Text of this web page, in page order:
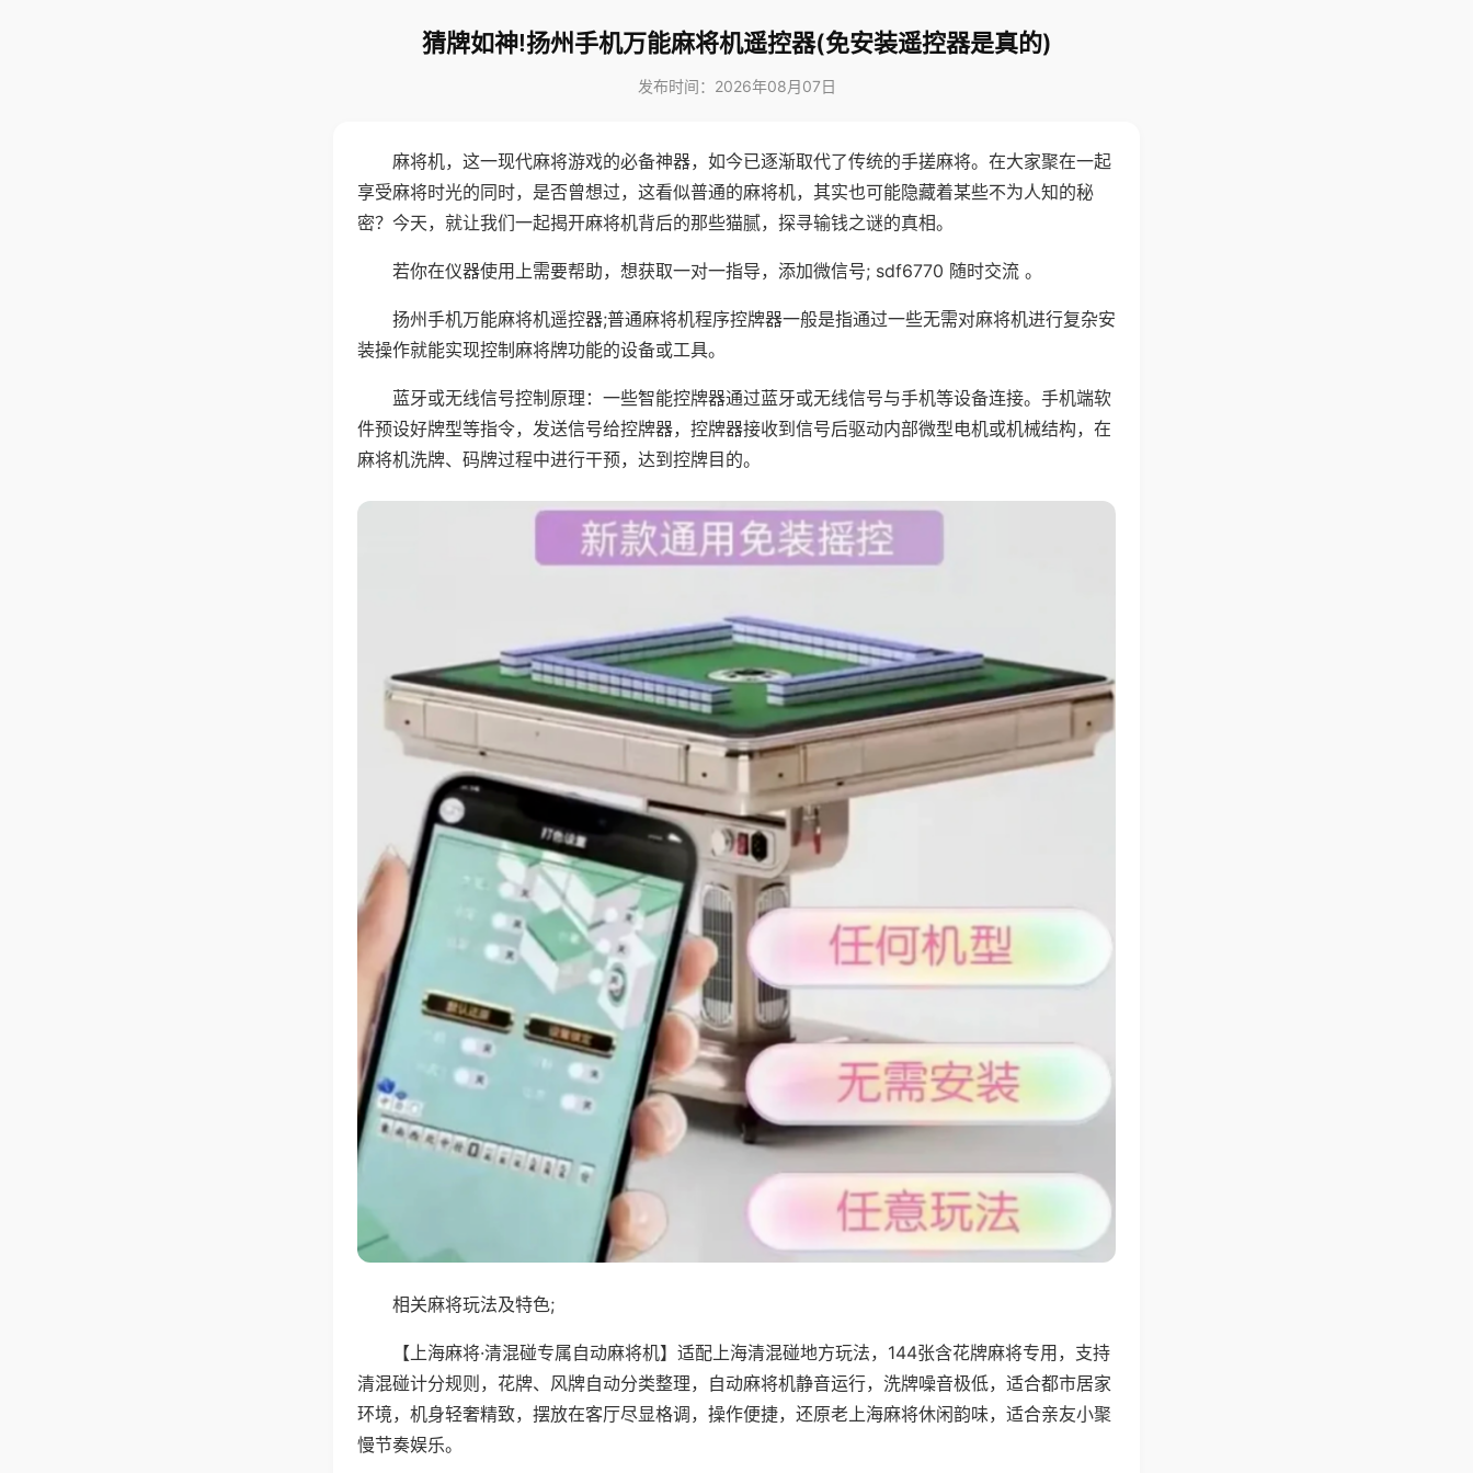
猜牌如神!扬州手机万能麻将机遥控器(免安装遥控器是真的)
发布时间：2026年08月07日
麻将机，这一现代麻将游戏的必备神器，如今已逐渐取代了传统的手搓麻将。在大家聚在一起
享受麻将时光的同时，是否曾想过，这看似普通的麻将机，其实也可能隐藏着某些不为人知的秘
密？今天，就让我们一起揭开麻将机背后的那些猫腻，探寻输钱之谜的真相。
若你在仪器使用上需要帮助，想获取一对一指导，添加微信号; sdf6770 随时交流 。
扬州手机万能麻将机遥控器;普通麻将机程序控牌器一般是指通过一些无需对麻将机进行复杂安
装操作就能实现控制麻将牌功能的设备或工具。
蓝牙或无线信号控制原理：一些智能控牌器通过蓝牙或无线信号与手机等设备连接。手机端软
件预设好牌型等指令，发送信号给控牌器，控牌器接收到信号后驱动内部微型电机或机械结构，在
麻将机洗牌、码牌过程中进行干预，达到控牌目的。
相关麻将玩法及特色;
【上海麻将·清混碰专属自动麻将机】适配上海清混碰地方玩法，144张含花牌麻将专用，支持
清混碰计分规则，花牌、风牌自动分类整理，自动麻将机静音运行，洗牌噪音极低，适合都市居家
环境，机身轻奢精致，摆放在客厅尽显格调，操作便捷，还原老上海麻将休闲韵味，适合亲友小聚
慢节奏娱乐。